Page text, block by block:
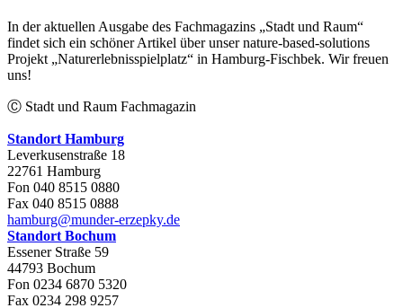
In der aktuellen Ausgabe des Fachmagazins „Stadt und Raum“
findet sich ein schöner Artikel über unser nature-based-solutions
Projekt „Naturerlebnisspielplatz“ in Hamburg-Fischbek. Wir freuen
uns!
Ⓒ Stadt und Raum Fachmagazin
Standort Hamburg
Leverkusenstraße 18
22761 Hamburg
Fon 040 8515 0880
Fax 040 8515 0888
hamburg@munder-erzepky.de
Standort Bochum
Essener Straße 59
44793 Bochum
Fon 0234 6870 5320
Fax 0234 298 9257